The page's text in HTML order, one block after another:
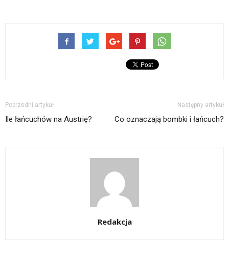
Poprzedni artykuł
Ile łańcuchów na Austrię?
Następny artykuł
Co oznaczają bombki i łańcuch?
Redakcja